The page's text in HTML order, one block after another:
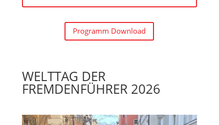
Programm Download
WELTTAG DER
FREMDENFÜHRER 2026